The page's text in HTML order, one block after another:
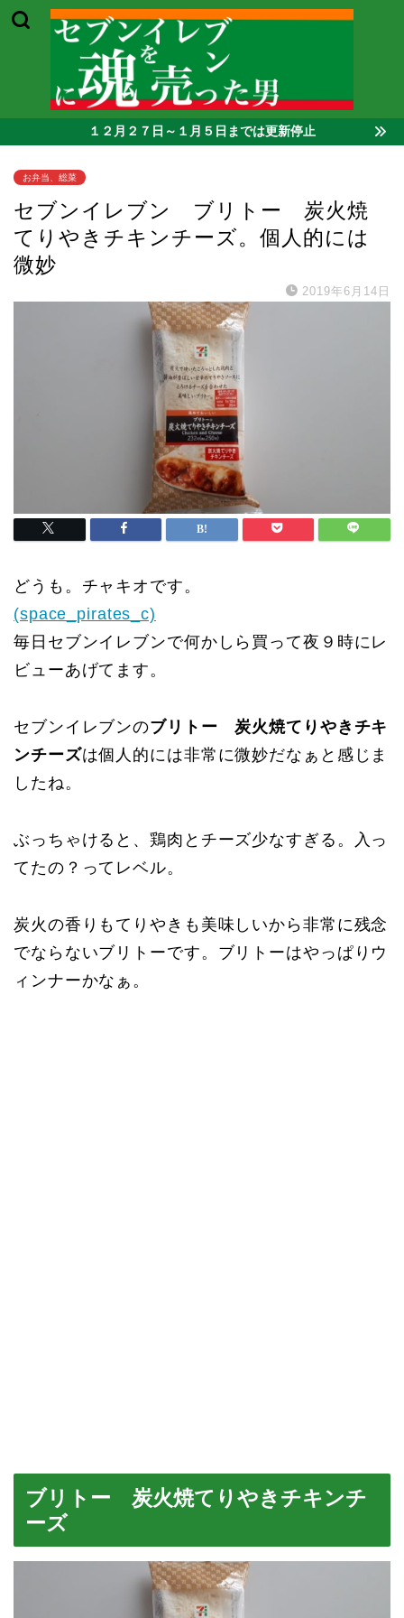
１２月２７日～１月５日までは更新停止
お弁当、総菜
セブンイレブン ブリトー 炭火焼
てりやきチキンチーズ。個人的には
微妙
2019年6月14日
どうも。チャキオです。
(space_pirates_c)
毎日セブンイレブンで何かしら買って夜９時にレ
ビューあげてます。
セブンイレブンのブリトー 炭火焼てりやきチキ
ンチーズは個人的には非常に微妙だなぁと感じま
したね。
ぶっちゃけると、鶏肉とチーズ少なすぎる。入っ
てたの？ってレベル。
炭火の香りもてりやきも美味しいから非常に残念
でならないブリトーです。ブリトーはやっぱりウ
ィンナーかなぁ。
ブリトー 炭火焼てりやきチキンチ
ーズ